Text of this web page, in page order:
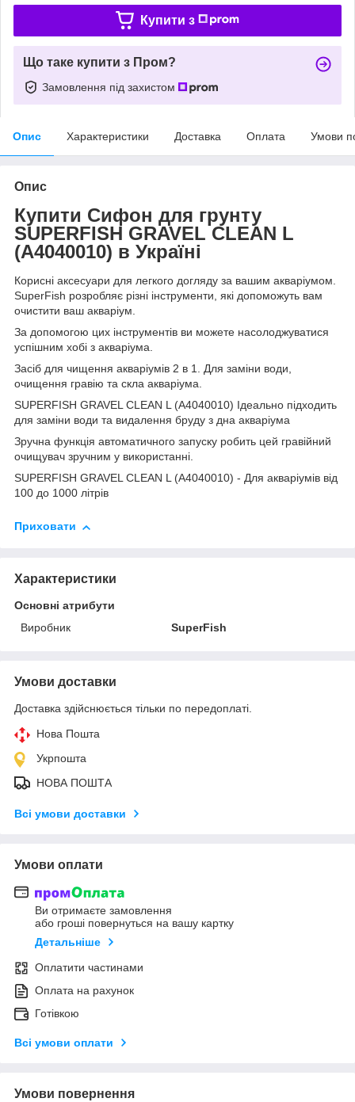
Купити з
Що таке купити з Пром?
Замовлення під захистом
Опис Характеристики Доставка Оплата Умови
Опис
Купити Сифон для грунту
SUPERFISH GRAVEL CLEAN L
(A4040010) в Україні
Корисні аксесуари для легкого догляду за вашим акваріумом.
SuperFish розробляє різні інструменти, які допоможуть вам
очистити ваш акваріум.
За допомогою цих інструментів ви можете насолоджуватися
успішним хобі з акваріума.
Засіб для чищення акваріумів 2 в 1. Для заміни води,
очищення гравію та скла акваріума.
SUPERFISH GRAVEL CLEAN L (A4040010) Ідеально підходить
для заміни води та видалення бруду з дна акваріума
Зручна функція автоматичного запуску робить цей гравійний
очищувач зручним у використанні.
SUPERFISH GRAVEL CLEAN L (A4040010) - Для акваріумів від
100 до 1000 літрів
Приховати
Характеристики
Основні атрибути
Виробник
SuperFish
Умови доставки
Доставка здійснюється тільки по передоплаті.
Нова Пошта
Укрпошта
НОВА ПОШТА
Всі умови доставки
Умови оплати
Ви отримаєте замовлення
або гроші повернуться на вашу картку
Детальніше
Оплатити частинами
Оплата на рахунок
Готівкою
Всі умови оплати
Умови повернення